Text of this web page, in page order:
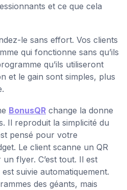
et ce que cela
le sans effort. Vos clients
qui fonctionne sans qu’ils
qu’ils utiliseront
et le gain sont simples, plus
BonusQR change la donne
Il reproduit la simplicité du
pensé pour votre
Le client scanne un QR
flyer. C’est tout. Il est
suivie automatiquement.
des géants, mais